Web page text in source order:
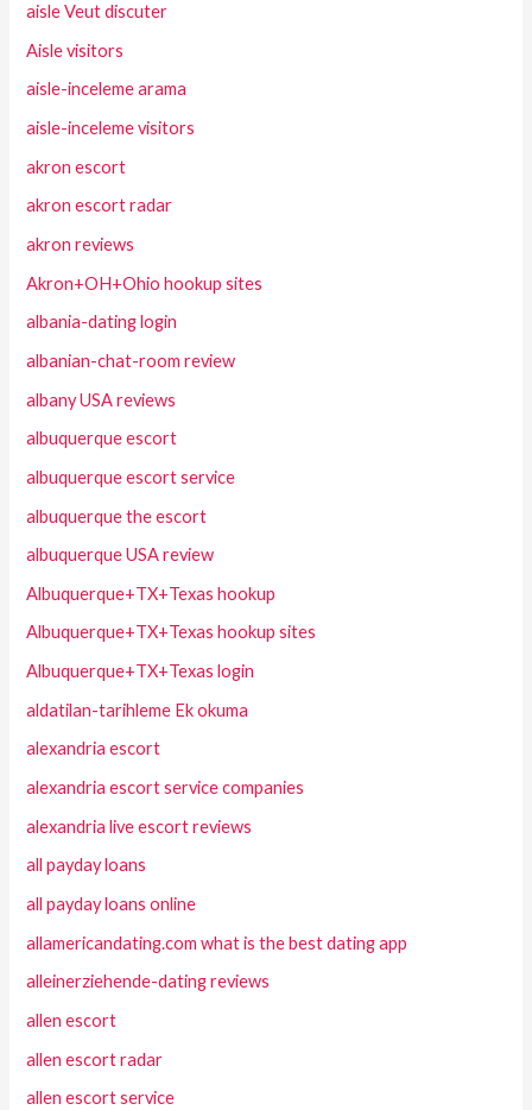
aisle Veut discuter
Aisle visitors
aisle-inceleme arama
aisle-inceleme visitors
akron escort
akron escort radar
akron reviews
Akron+OH+Ohio hookup sites
albania-dating login
albanian-chat-room review
albany USA reviews
albuquerque escort
albuquerque escort service
albuquerque the escort
albuquerque USA review
Albuquerque+TX+Texas hookup
Albuquerque+TX+Texas hookup sites
Albuquerque+TX+Texas login
aldatilan-tarihleme Ek okuma
alexandria escort
alexandria escort service companies
alexandria live escort reviews
all payday loans
all payday loans online
allamericandating.com what is the best dating app
alleinerziehende-dating reviews
allen escort
allen escort radar
allen escort service